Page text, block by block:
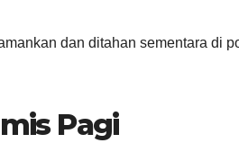
dan ditahan sementara di
Pagi